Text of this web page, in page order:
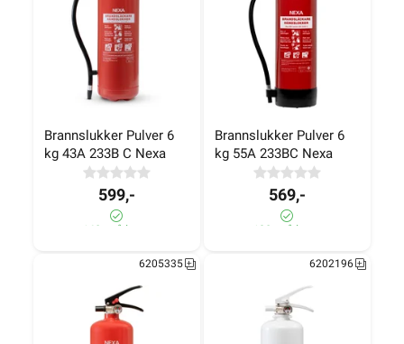
100+ på lager 190+ på lager
Brannslukker Pulver 6
kg 43A 233B C Nexa
599,-
160+ på lager
Brannslukker Pulver 6
kg 55A 233BC Nexa
569,-
190+ på lager
6205335 6202196